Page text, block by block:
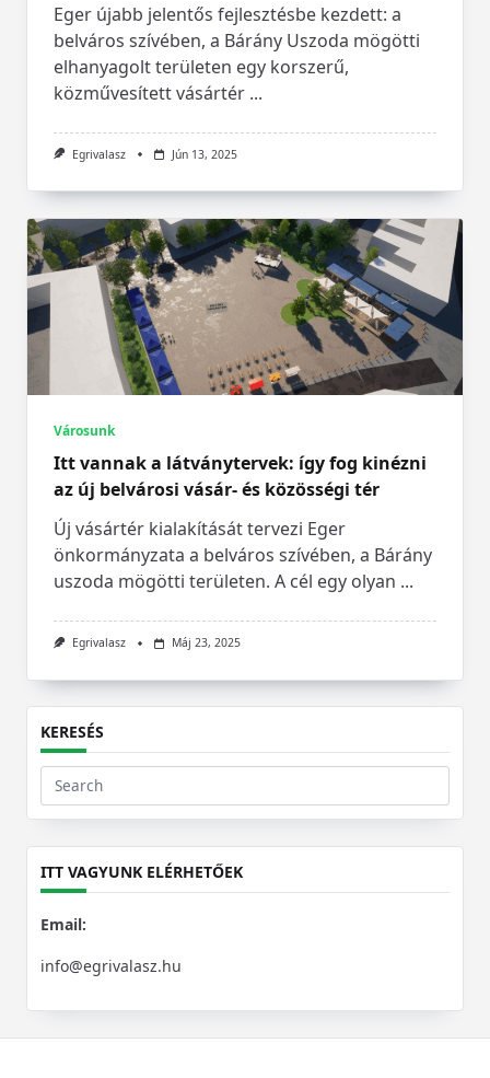
Eger újabb jelentős fejlesztésbe kezdett: a
belváros szívében, a Bárány Uszoda mögötti
elhanyagolt területen egy korszerű,
közművesített vásártér ...
Egrivalasz Jún 13, 2025
Városunk
Itt vannak a látványtervek: így fog kinézni
az új belvárosi vásár- és közösségi tér
Új vásártér kialakítását tervezi Eger
önkormányzata a belváros szívében, a Bárány
uszoda mögötti területen. A cél egy olyan ...
Egrivalasz Máj 23, 2025
KERESÉS
Search
for:
ITT VAGYUNK ELÉRHETŐEK
Email:
info@egrivalasz.hu